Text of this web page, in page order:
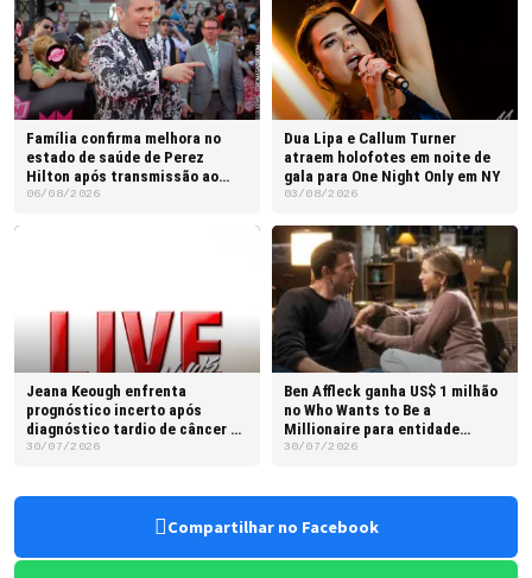
Família confirma melhora no
estado de saúde de Perez
Hilton após transmissão ao
vivo
06/08/2026
Dua Lipa e Callum Turner
atraem holofotes em noite de
gala para One Night Only em NY
03/08/2026
Jeana Keough enfrenta
prognóstico incerto após
diagnóstico tardio de câncer na
língua
30/07/2026
Ben Affleck ganha US$ 1 milhão
no Who Wants to Be a
Millionaire para entidade
beneficente
30/07/2026
Compartilhar no Facebook